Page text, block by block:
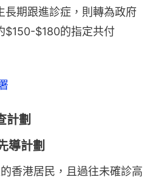
長期跟進診症，則轉為政府
$150-$180的指定共付
計劃
導計劃
香港居民，且過往未確診高